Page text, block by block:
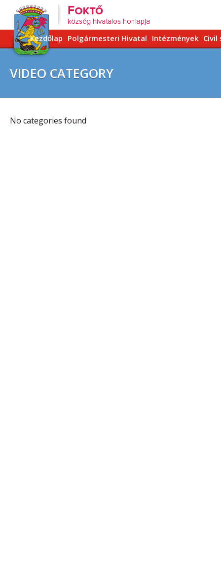
Kezdőlap Polgármesteri Hivatal Intézmények Civil
VIDEO CATEGORY
No categories found